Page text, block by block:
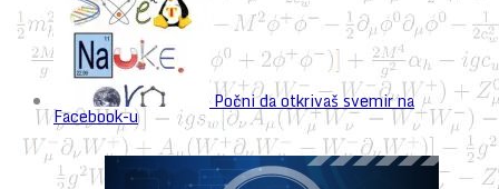
Počni da otkrivaš svemir na
Facebook-u